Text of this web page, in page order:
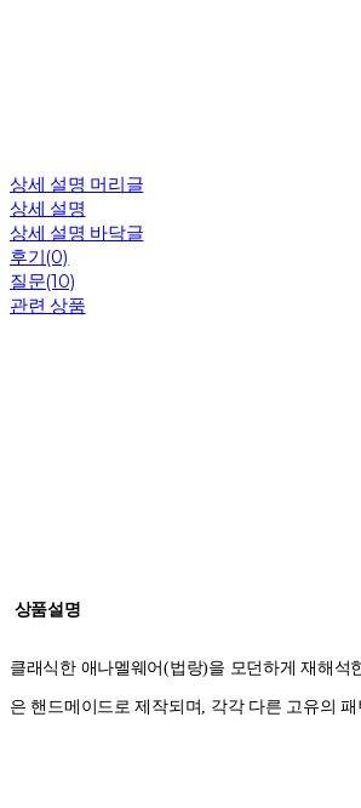
상세 설명 머리글
상세 설명
상세 설명 바닥글
후기(0)
질문(10)
관련 상품
상품설명
클래식한 애나멜웨어(법랑)을 모던하게 재해
은 핸드메이드로 제작되며, 각각 다른 고유의